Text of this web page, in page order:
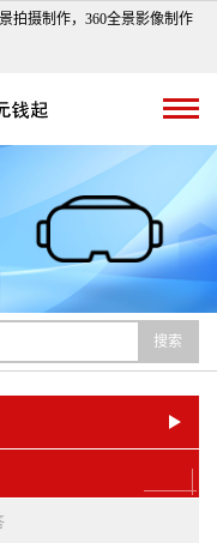
拍摄制作，360全景影像制作
搜索